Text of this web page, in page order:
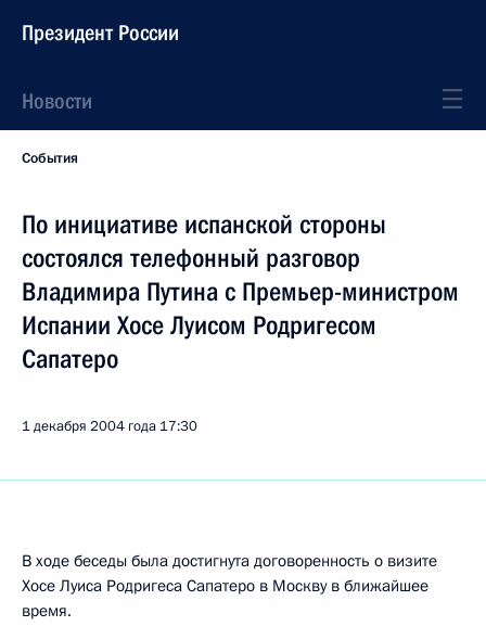
Президент России
Новости
События
По инициативе испанской стороны
состоялся телефонный разговор
Владимира Путина с Премьер-министром
Испании Хосе Луисом Родригесом
Сапатеро
1 декабря 2004 года 17:30
В ходе беседы была достигнута договоренность о визите
Хосе Луиса Родригеса Сапатеро в Москву в ближайшее
время.